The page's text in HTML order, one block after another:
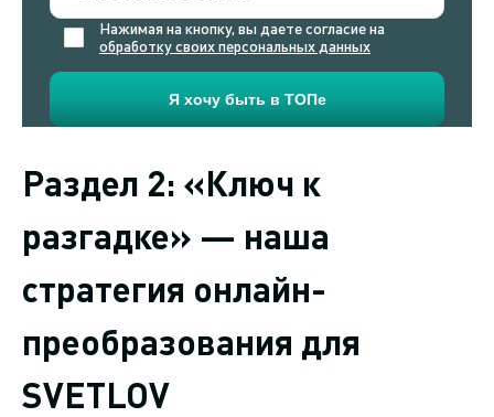
Нажимая на кнопку, вы даете согласие на
обработку своих персональных данных
Раздел 2: «Ключ к
разгадке» — наша
стратегия онлайн-
преобразования для
SVETLOV